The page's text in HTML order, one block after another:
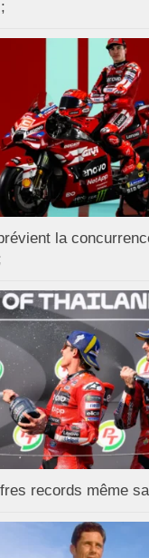
la
records même